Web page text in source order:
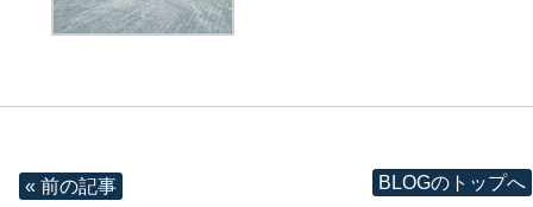
BLOGのトップへ
« 前の記事